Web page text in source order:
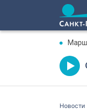
Новости